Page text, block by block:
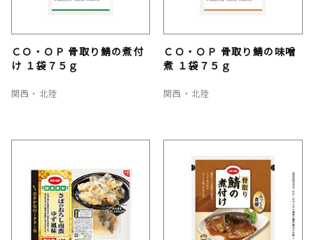
ＣＯ・ＯＰ 骨取り鯖の煮付
け １袋７５ｇ
関西・北陸
ＣＯ・ＯＰ 骨取り鯖の味噌
煮 １袋７５ｇ
関西・北陸